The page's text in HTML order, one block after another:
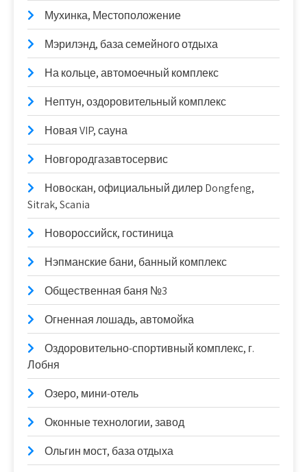
Мухинка, Местоположение
Мэрилэнд, база семейного отдыха
На кольце, автомоечный комплекс
Нептун, оздоровительный комплекс
Новая VIP, сауна
Новгородгазавтосервис
Новоcкан, официальный дилер Dongfeng,
Sitrak, Scania
Новороссийск, гостиница
Нэпманские бани, банный комплекс
Общественная баня №3
Огненная лошадь, автомойка
Оздоровительно-спортивный комплекс, г.
Лобня
Озеро, мини-отель
Оконные технологии, завод
Ольгин мост, база отдыха